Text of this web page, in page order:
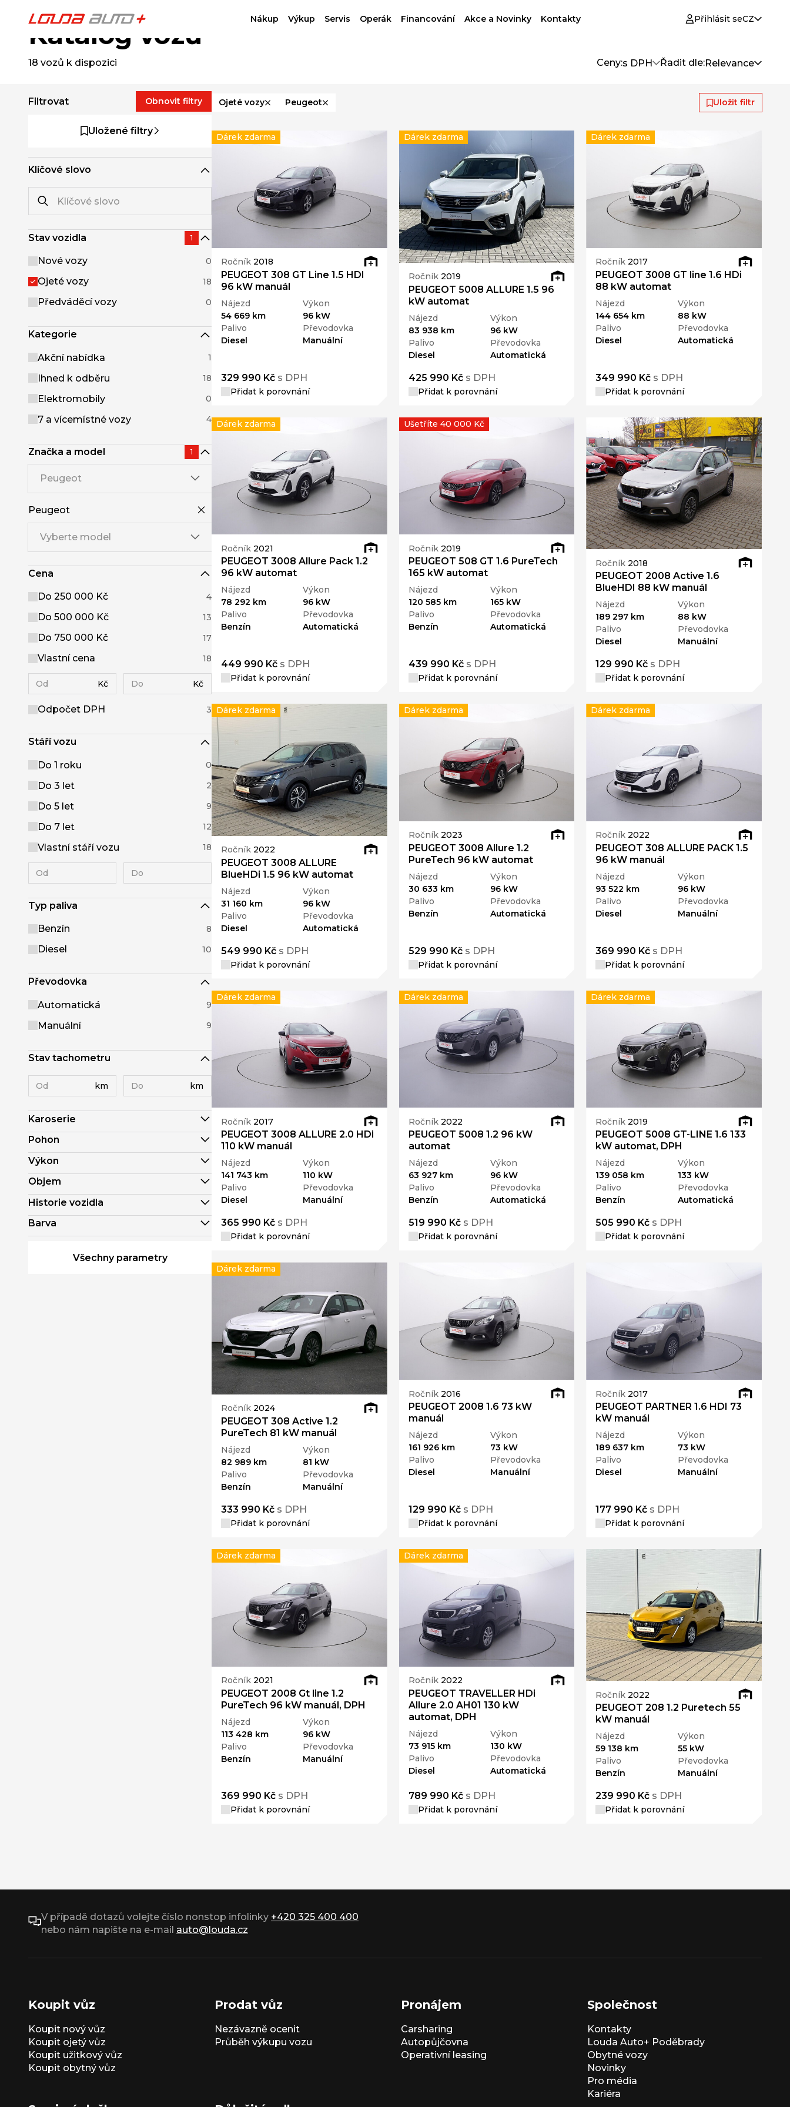
Nákup Výkup Servis Operák Financování Akce a Novinky Kontakty Přihlásit seCZ
Katalog vozů
18 vozů k dispozici Ceny:s DPH Řadit dle:Relevance
Filtrovat Obnovit filtry
Uložené filtry
Klíčové slovo
Stav vozidla 1
Nové vozy 0
Ojeté vozy 18
Předváděcí vozy 0
Kategorie
Akční nabídka 1
Ihned k odběru 18
Elektromobily 0
7 a vícemístné vozy 4
Značka a model 1
Peugeot
Peugeot
Vyberte model
Cena
Do 250 000 Kč 4
Do 500 000 Kč 13
Do 750 000 Kč 17
Vlastní cena 18
Kč Kč
Odpočet DPH 3
Stáří vozu
Do 1 roku 0
Do 3 let 2
Do 5 let 9
Do 7 let 12
Vlastní stáří vozu 18
Typ paliva
Benzín 8
Diesel 10
Převodovka
Automatická 9
Manuální 9
Stav tachometru
km km
Karoserie
Pohon
Výkon
Objem
Historie vozidla
Barva
Všechny parametry
Ojeté vozy Peugeot Uložit filtr
Ročník 2018
PEUGEOT 308 GT Line 1.5 HDI
96 kW manuál
Nájezd
54 669 km
Výkon
96 kW
Palivo
Diesel
Převodovka
Manuální
329 990 Kč s DPH
Přidat k porovnání
Dárek zdarma
Ročník 2019
PEUGEOT 5008 ALLURE 1.5 96
kW automat
Nájezd
83 938 km
Výkon
96 kW
Palivo
Diesel
Převodovka
Automatická
425 990 Kčs DPH
Přidat k porovnání
Dárek zdarma
Ročník 2017
PEUGEOT 3008 GT line 1.6 HDi
88 kW automat
Nájezd
144 654 km
Výkon
88 kW
Palivo
Diesel
Převodovka
Automatická
349 990 Kč s DPH
Přidat k porovnání
Dárek zdarma
Ročník 2021
PEUGEOT 3008 Allure Pack 1.2
96 kW automat
Nájezd
78 292 km
Výkon
96 kW
Palivo
Benzín
Převodovka
Automatická
449 990 Kč s DPH
Přidat k porovnání
Dárek zdarma
Ročník 2019
PEUGEOT 508 GT 1.6 PureTech
165 kW automat
Nájezd
120 585 km
Výkon
165 kW
Palivo
Benzín
Převodovka
Automatická
439 990 Kčs DPH
Přidat k porovnání
Ušetříte 40 000 Kč
Ročník 2018
PEUGEOT 2008 Active 1.6
BlueHDI 88 kW manuál
Nájezd
189 297 km
Výkon
88 kW
Palivo
Diesel
Převodovka
Manuální
129 990 Kč s DPH
Přidat k porovnání
Ročník 2022
PEUGEOT 3008 ALLURE
BlueHDi 1.5 96 kW automat
Nájezd
31 160 km
Výkon
96 kW
Palivo
Diesel
Převodovka
Automatická
549 990 Kč s DPH
Přidat k porovnání
Dárek zdarma
Ročník 2023
PEUGEOT 3008 Allure 1.2
PureTech 96 kW automat
Nájezd
30 633 km
Výkon
96 kW
Palivo
Benzín
Převodovka
Automatická
529 990 Kčs DPH
Přidat k porovnání
Dárek zdarma
Ročník 2022
PEUGEOT 308 ALLURE PACK 1.5
96 kW manuál
Nájezd
93 522 km
Výkon
96 kW
Palivo
Diesel
Převodovka
Manuální
369 990 Kč s DPH
Přidat k porovnání
Dárek zdarma
Ročník 2017
PEUGEOT 3008 ALLURE 2.0 HDi
110 kW manuál
Nájezd
141 743 km
Výkon
110 kW
Palivo
Diesel
Převodovka
Manuální
365 990 Kč s DPH
Přidat k porovnání
Dárek zdarma
Ročník 2022
PEUGEOT 5008 1.2 96 kW
automat
Nájezd
63 927 km
Výkon
96 kW
Palivo
Benzín
Převodovka
Automatická
519 990 Kčs DPH
Přidat k porovnání
Dárek zdarma
Ročník 2019
PEUGEOT 5008 GT-LINE 1.6 133
kW automat, DPH
Nájezd
139 058 km
Výkon
133 kW
Palivo
Benzín
Převodovka
Automatická
505 990 Kč s DPH
Přidat k porovnání
Dárek zdarma
Ročník 2024
PEUGEOT 308 Active 1.2
PureTech 81 kW manuál
Nájezd
82 989 km
Výkon
81 kW
Palivo
Benzín
Převodovka
Manuální
333 990 Kč s DPH
Přidat k porovnání
Dárek zdarma
Ročník 2016
PEUGEOT 2008 1.6 73 kW
manuál
Nájezd
161 926 km
Výkon
73 kW
Palivo
Diesel
Převodovka
Manuální
129 990 Kčs DPH
Přidat k porovnání
Ročník 2017
PEUGEOT PARTNER 1.6 HDI 73
kW manuál
Nájezd
189 637 km
Výkon
73 kW
Palivo
Diesel
Převodovka
Manuální
177 990 Kč s DPH
Přidat k porovnání
Ročník 2021
PEUGEOT 2008 Gt line 1.2
PureTech 96 kW manuál, DPH
Nájezd
113 428 km
Výkon
96 kW
Palivo
Benzín
Převodovka
Manuální
369 990 Kč s DPH
Přidat k porovnání
Dárek zdarma
Ročník 2022
PEUGEOT TRAVELLER HDi
Allure 2.0 AH01 130 kW
automat, DPH
Nájezd
73 915 km
Výkon
130 kW
Palivo
Diesel
Převodovka
Automatická
789 990 Kčs DPH
Přidat k porovnání
Dárek zdarma
Ročník 2022
PEUGEOT 208 1.2 Puretech 55
kW manuál
Nájezd
59 138 km
Výkon
55 kW
Palivo
Benzín
Převodovka
Manuální
239 990 Kč s DPH
Přidat k porovnání
V případě dotazů volejte číslo nonstop infolinky +420 325 400 400
nebo nám napište na e-mail auto@louda.cz
Koupit vůz
Koupit nový vůz
Koupit ojetý vůz
Koupit užitkový vůz
Koupit obytný vůz
Prodat vůz
Nezávazně ocenit
Průběh výkupu vozu
Pronájem
Carsharing
Autopůjčovna
Operativní leasing
Společnost
Kontakty
Louda Auto+ Poděbrady
Obytné vozy
Novinky
Pro média
Kariéra